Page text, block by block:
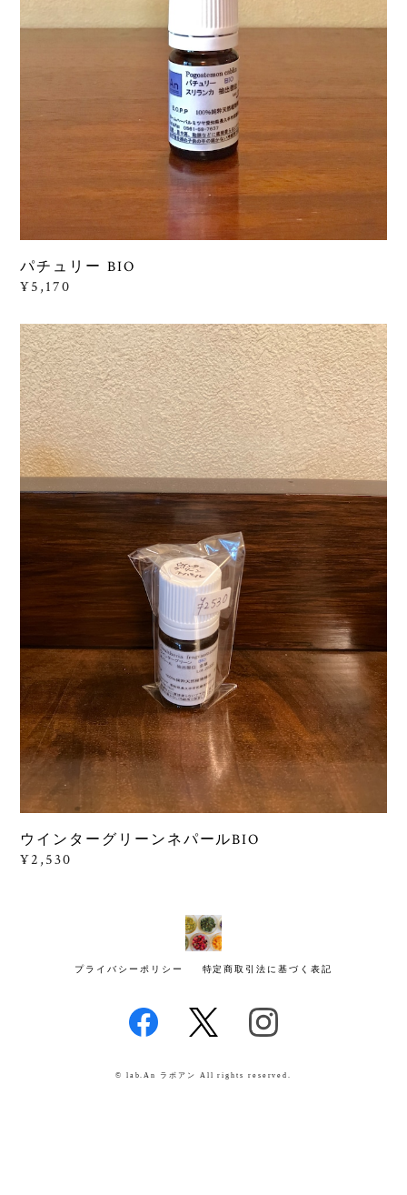
パチュリー BIO
¥5,170
ウインターグリーンネパールBIO
¥2,530
プライバシーポリシー 特定商取引法に基づく表記
© lab.An ラボアン All rights reserved.